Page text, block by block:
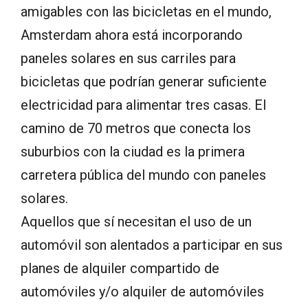
amigables con las bicicletas en el mundo,
Amsterdam ahora está incorporando
paneles solares en sus carriles para
bicicletas que podrían generar suficiente
electricidad para alimentar tres casas. El
camino de 70 metros que conecta los
suburbios con la ciudad es la primera
carretera pública del mundo con paneles
solares.
Aquellos que sí necesitan el uso de un
automóvil son alentados a participar en sus
planes de alquiler compartido de
automóviles y/o alquiler de automóviles